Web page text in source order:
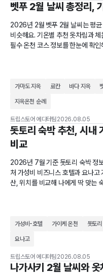
벳푸 2월 날씨 총정리,
2026년 2월 벳푸 2월 날씨는 평
비슷해요. 기온별 추천 옷차림과
필수 온천 코스 정보를 한눈에 확인
가마도 지옥 료칸 바다 지옥
지옥온천 순례
트립스토어 에디터팀 2026.08.05
돗토리 숙박 추천, 시내
비교
2026년 7월 기준 돗토리 숙박 정
처 가성비 비즈니스 호텔과 요나고
산, 위치를 비교해 나에게 딱 맞는
가성비-호텔 가이케 온천 돗토
요나고
트립스토어 에디터팀 2026.08.05
나가사키 2월 날씨와